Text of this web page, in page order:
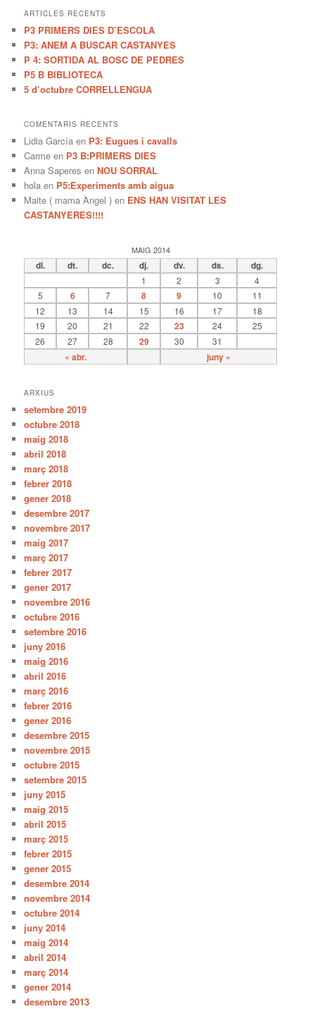
c
ARTICLES RECENTS
P3 PRIMERS DIES D’ESCOLA
P3: ANEM A BUSCAR CASTANYES
P 4: SORTIDA AL BOSC DE PEDRES
P5 B BIBLIOTECA
5 d’octubre CORRELLENGUA
COMENTARIS RECENTS
Lidia García en P3: Eugues i cavalls
Carme en P3 B:PRIMERS DIES
Anna Saperes en NOU SORRAL
hola en P5:Experiments amb aigua
Maite ( mama Àngel ) en ENS HAN VISITAT LES
CASTANYERES!!!!
MAIG 2014
dl. dt. dc. dj. dv. ds. dg.
« abr. juny »
1 2 3
4
5
6 7 8 9 10
11
12
13 14 15 16 17
18
19
20 21 22 23 24
25
26
27 28 29 30 31
ARXIUS
setembre 2019
octubre 2018
maig 2018
abril 2018
març 2018
febrer 2018
gener 2018
desembre 2017
novembre 2017
maig 2017
març 2017
febrer 2017
gener 2017
novembre 2016
octubre 2016
setembre 2016
juny 2016
maig 2016
abril 2016
març 2016
febrer 2016
gener 2016
desembre 2015
novembre 2015
octubre 2015
setembre 2015
juny 2015
maig 2015
abril 2015
març 2015
febrer 2015
gener 2015
desembre 2014
novembre 2014
octubre 2014
juny 2014
maig 2014
abril 2014
març 2014
gener 2014
desembre 2013